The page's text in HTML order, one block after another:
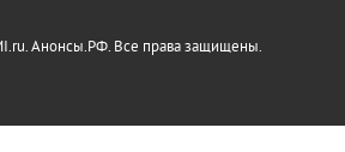
Анонсы.РФ. Все права защищены.